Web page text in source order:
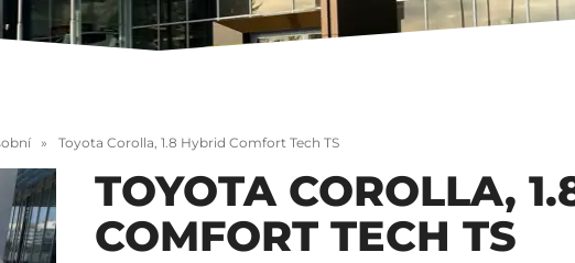
Toyota Corolla, 1.8 Hybrid Comfort Tech TS
TOYOTA COROLLA,
COMFORT TECH TS